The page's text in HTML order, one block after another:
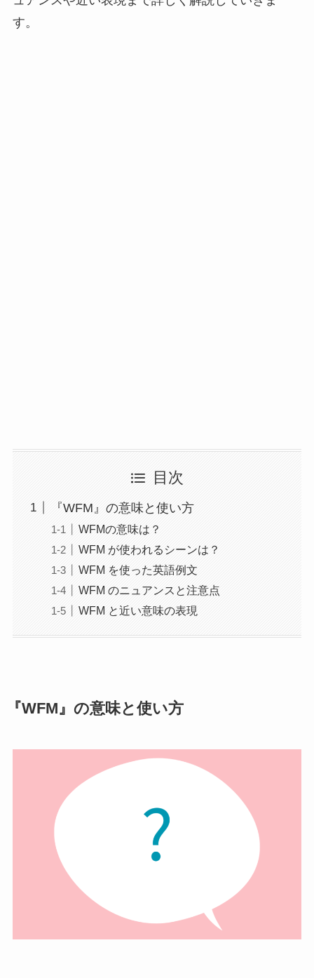
す。
目次
『WFM』の意味と使い方
WFMの意味は？
WFM が使われるシーンは？
WFM を使った英語例文
WFM のニュアンスと注意点
WFM と近い意味の表現
『WFM』の意味と使い方